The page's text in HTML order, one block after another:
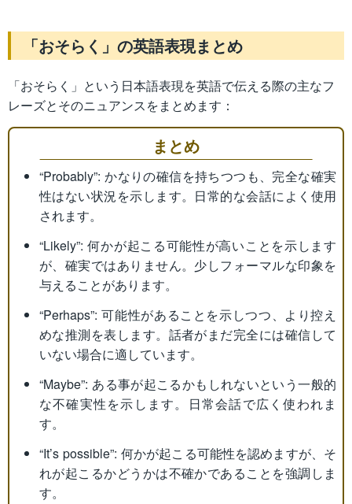
「おそらく」の英語表現まとめ
「おそらく」という日本語表現を英語で伝える際の主なフ
レーズとそのニュアンスをまとめます：
まとめ
“Probably”: かなりの確信を持ちつつも、完全な確実
性はない状況を示します。日常的な会話によく使用
されます。
“Likely”: 何かが起こる可能性が高いことを示します
が、確実ではありません。少しフォーマルな印象を
与えることがあります。
“Perhaps”: 可能性があることを示しつつ、より控え
めな推測を表します。話者がまだ完全には確信して
いない場合に適しています。
“Maybe”: ある事が起こるかもしれないという一般的
な不確実性を示します。日常会話で広く使われま
す。
“It’s possible”: 何かが起こる可能性を認めますが、そ
れが起こるかどうかは不確かであることを強調しま
す。